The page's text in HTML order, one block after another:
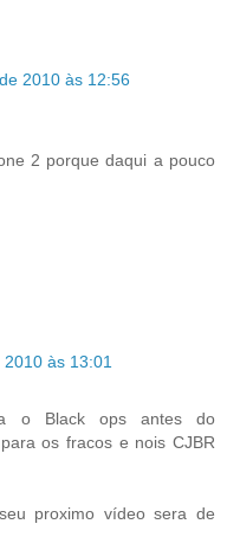
2010 às 12:56
2 porque daqui a pouco
às 13:01
o Black ops antes do
os fracos e nois CJBR
proximo vídeo sera de